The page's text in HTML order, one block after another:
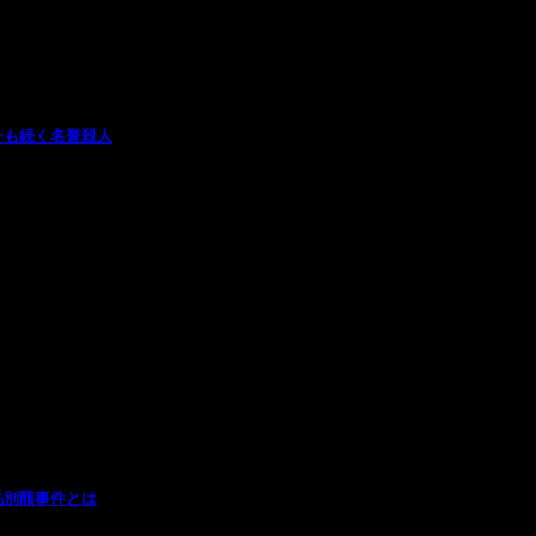
続く名誉殺人
羆事件とは